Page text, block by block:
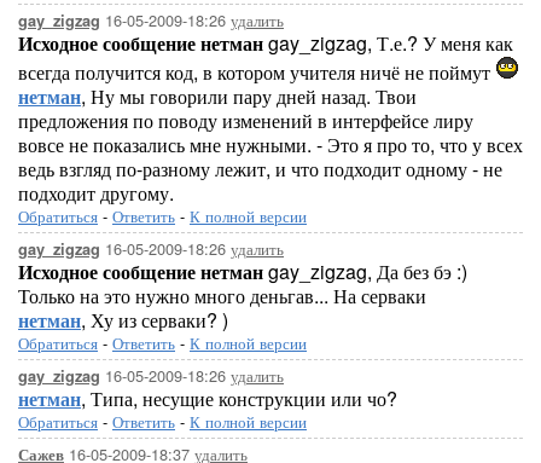
gay_zigzag 16-05-2009-18:26 удалить
Исходное сообщение нетманgay_zigzag, Т.е.? У меня как
всегда получится код, в котором учителя ничё не поймут
нетман, Ну мы говорили пару дней назад. Твои
предложения по поводу изменений в интерфейсе лиру
вовсе не показались мне нужными. - Это я про то, что у всех
ведь взгляд по-разному лежит, и что подходит одному - не
подходит другому.
Обратиться - Ответить - К полной версии
gay_zigzag 16-05-2009-18:26 удалить
Исходное сообщение нетманgay_zigzag, Да без бэ :)
Только на это нужно много деньгав... На серваки
нетман, Ху из серваки? )
Обратиться - Ответить - К полной версии
gay_zigzag 16-05-2009-18:26 удалить
нетман, Типа, несущие конструкции или чо?
Обратиться - Ответить - К полной версии
Сажев 16-05-2009-18:37 удалить